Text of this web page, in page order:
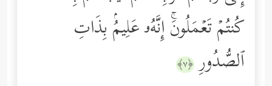
كُنتُمۡ تَعۡمَلُونَۚ إِنَّهُۥ عَلِیمُۢ بِذَاتِ
ٱلصُّدُورِ ﴿٧﴾